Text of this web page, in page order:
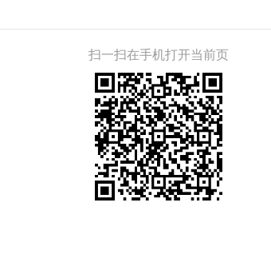
扫一扫在手机打开当前页